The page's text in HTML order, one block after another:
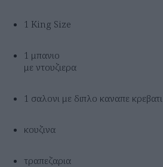
1 King Size
1 μπανιο
με ντουζιερα
1 σαλονι με διπλο καναπε κρεβατι
κουζινα
τραπεζαρια